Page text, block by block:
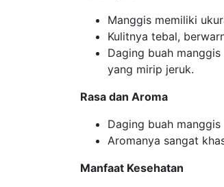
Manggis memiliki
Kulitnya tebal,
Daging buah
yang mirip jeruk.
Rasa dan Aroma
Daging buah
Aromanya sangat
Manfaat Kesehatan